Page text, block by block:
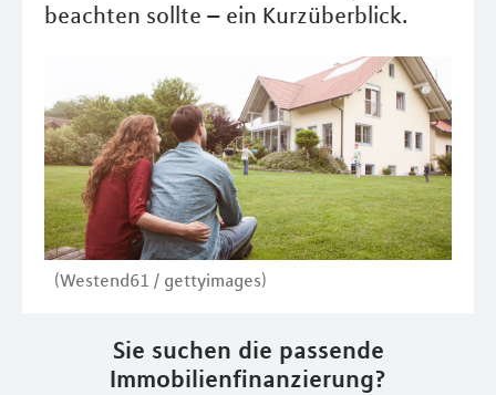
beachten sollte – ein Kurzüberblick.
(Westend61 / gettyimages)
Sie suchen die passende
Immobilienfinanzierung?